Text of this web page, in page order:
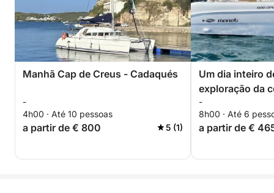
Manhã Cap de Creus - Cadaqués
-
4h00 · Até 10 pessoas
a partir de € 800 5 (1)
Um dia inteiro
exploração da
aquática ao
Brava.
-
8h00 · Até 6
a partir de €